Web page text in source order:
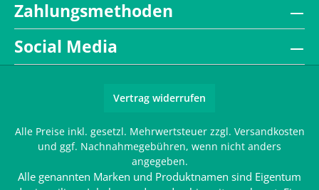
Zahlungsmethoden
Social Media
Vertrag widerrufen
Alle Preise inkl. gesetzl. Mehrwertsteuer zzgl. Versandkosten
und ggf. Nachnahmegebühren, wenn nicht anders
angegeben.
Alle genannten Marken und Produktnamen sind Eigentum